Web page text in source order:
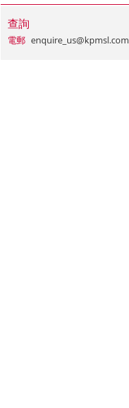
查詢
電郵 enquire_us@kpmsl.com